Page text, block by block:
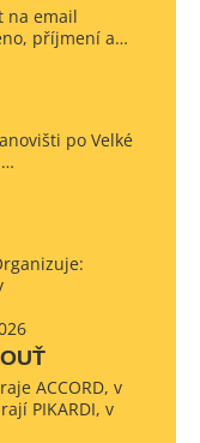
na email
příjmení a…
po Velké
ACCORD, v
PIKARDI, v